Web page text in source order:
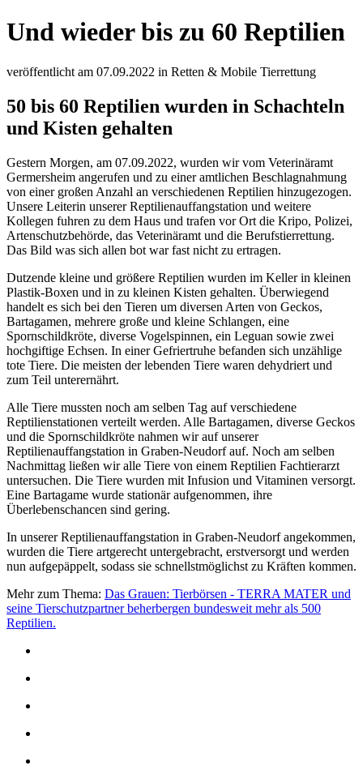
Und wieder bis zu 60 Reptilien
veröffentlicht am 07.09.2022 in Retten & Mobile Tierrettung
50 bis 60 Reptilien wurden in Schachteln
und Kisten gehalten
Gestern Morgen, am 07.09.2022, wurden wir vom Veterinäramt
Germersheim angerufen und zu einer amtlichen Beschlagnahmung
von einer großen Anzahl an verschiedenen Reptilien hinzugezogen.
Unsere Leiterin unserer Reptilienauffangstation und weitere
Kollegen fuhren zu dem Haus und trafen vor Ort die Kripo, Polizei,
Artenschutzbehörde, das Veterinäramt und die Berufstierrettung.
Das Bild was sich allen bot war fast nicht zu ertragen.
Dutzende kleine und größere Reptilien wurden im Keller in kleinen
Plastik-Boxen und in zu kleinen Kisten gehalten. Überwiegend
handelt es sich bei den Tieren um diversen Arten von Geckos,
Bartagamen, mehrere große und kleine Schlangen, eine
Spornschildkröte, diverse Vogelspinnen, ein Leguan sowie zwei
hochgiftige Echsen. In einer Gefriertruhe befanden sich unzählige
tote Tiere. Die meisten der lebenden Tiere waren dehydriert und
zum Teil unterernährt.
Alle Tiere mussten noch am selben Tag auf verschiedene
Reptilienstationen verteilt werden. Alle Bartagamen, diverse Geckos
und die Spornschildkröte nahmen wir auf unserer
Reptilienauffangstation in Graben-Neudorf auf. Noch am selben
Nachmittag ließen wir alle Tiere von einem Reptilien Fachtierarzt
untersuchen. Die Tiere wurden mit Infusion und Vitaminen versorgt.
Eine Bartagame wurde stationär aufgenommen, ihre
Überlebenschancen sind gering.
In unserer Reptilienauffangstation in Graben-Neudorf angekommen,
wurden die Tiere artgerecht untergebracht, erstversorgt und werden
nun aufgepäppelt, sodass sie schnellstmöglichst zu Kräften kommen.
Mehr zum Thema: Das Grauen: Tierbörsen - TERRA MATER und
seine Tierschutzpartner beherbergen bundesweit mehr als 500
Reptilien.